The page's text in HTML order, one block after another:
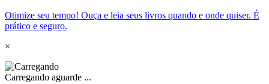
Otimize seu tempo! Ouça e leia seus livros quando e onde quiser. É
prático e seguro.
×
Carregando aguarde ...